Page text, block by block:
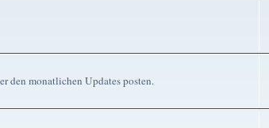
den monatlichen Updates posten.